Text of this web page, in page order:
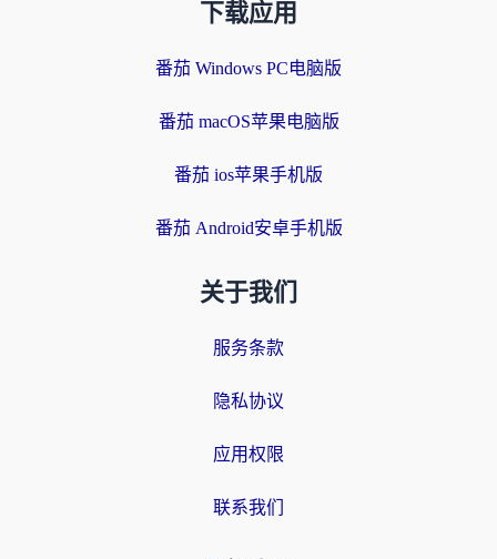
下载应用
番茄 Windows PC电脑版
番茄 macOS苹果电脑版
番茄 ios苹果手机版
番茄 Android安卓手机版
关于我们
服务条款
隐私协议
应用权限
联系我们